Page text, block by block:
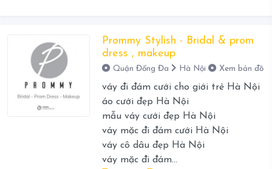
Prommy Stylish - Bridal & prom
dress , makeup
Quận Đống Đa Hà Nội Xem bản đồ
váy đi đám cưới cho giới trẻ Hà Nội
áo cưới đẹp Hà Nội
mẫu váy cưới đẹp Hà Nội
váy mặc đi đám cưới Hà Nội
váy cô dâu đẹp Hà Nội
váy mặc đi đám...